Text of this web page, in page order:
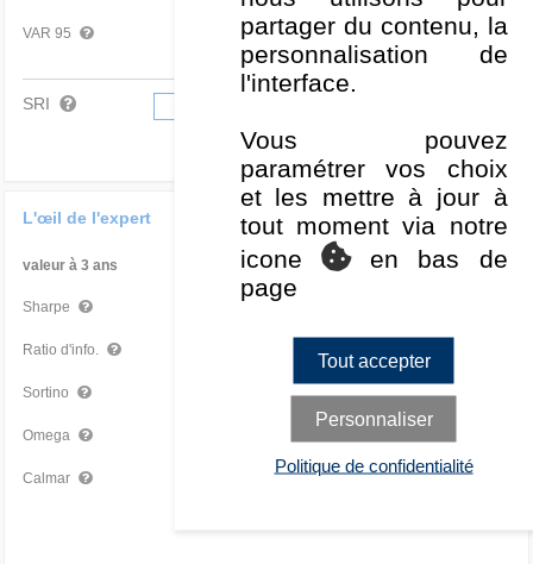
VAR 95 -3,49 % Moyen
SRI
L'œil de l'expert
valeur à 3 ans Par rapport à la Cat
Sharpe -0,03
Ratio d'info.
Sortino Moyen
Omega
Calmar Moyen
partager du contenu, la
personnalisation de
l'interface.
Vous pouvez
paramétrer vos choix
et les mettre à jour à
tout moment via notre
icone
en bas de
page
Tout accepter
Personnaliser
Politique de confidentialité